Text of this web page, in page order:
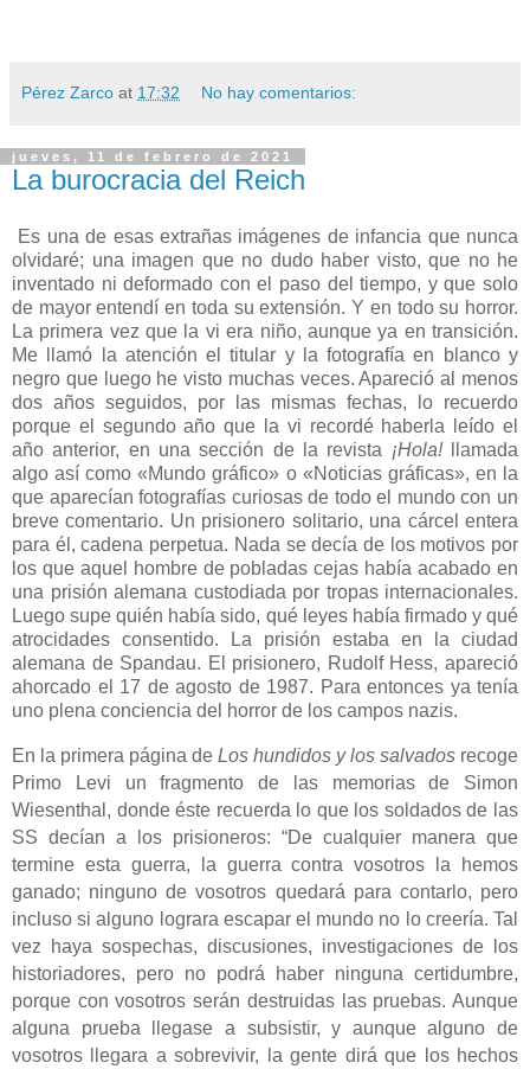
Pérez Zarco at 17:32 No hay comentarios:
jueves, 11 de febrero de 2021
La burocracia del Reich
Es una de esas extrañas imágenes de infancia que nunca
olvidaré; una imagen que no dudo haber visto, que no he
inventado ni deformado con el paso del tiempo, y que solo
de mayor entendí en toda su extensión. Y en todo su horror.
La primera vez que la vi era niño, aunque ya en transición.
Me llamó la atención el titular y la fotografía en blanco y
negro que luego he visto muchas veces. Apareció al menos
dos años seguidos, por las mismas fechas, lo recuerdo
porque el segundo año que la vi recordé haberla leído el
año anterior, en una sección de la revista ¡Hola!llamada
algo así como «Mundo gráfico» o «Noticias gráficas», en la
que aparecían fotografías curiosas de todo el mundo con un
breve comentario. Un prisionero solitario, una cárcel entera
para él, cadena perpetua. Nada se decía de los motivos por
los que aquel hombre de pobladas cejas había acabado en
una prisión alemana custodiada por tropas internacionales.
Luego supe quién había sido, qué leyes había firmado y qué
atrocidades consentido. La prisión estaba en la ciudad
alemana de Spandau. El prisionero, Rudolf Hess, apareció
ahorcado el 17 de agosto de 1987. Para entonces ya tenía
uno plena conciencia del horror de los campos nazis.
En la primera página de Los hundidos y los salvados recoge
Primo Levi unfragmento de las memorias de Simon
Wiesenthal, dondeéste recuerda lo que los soldados de las
SS decían a los prisioneros: “De cualquier manera que
termine esta guerra, la guerra contra vosotros la hemos
ganado; ninguno de vosotros quedará para contarlo, pero
incluso si alguno lograra escapar el mundo no lo creería. Tal
vez haya sospechas, discusiones, investigaciones de los
historiadores, pero no podrá haber ninguna certidumbre,
porque con vosotros serán destruidas las pruebas. Aunque
alguna prueba llegase a subsistir, y aunque alguno de
vosotros llegara a sobrevivir, la gente dirá que los hechos